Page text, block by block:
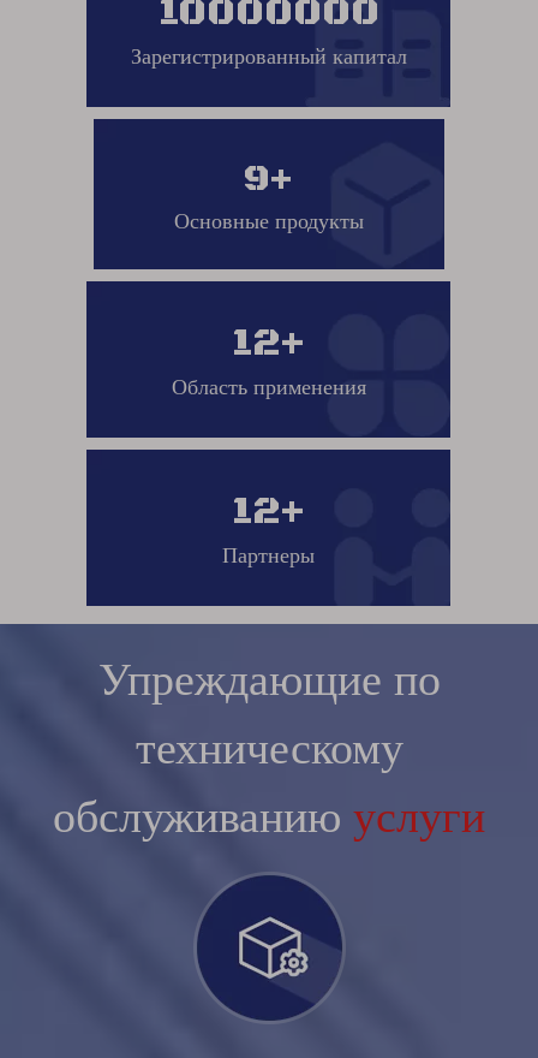
10000000
Зарегистрированный капитал
9+
Основные продукты
12+
Область применения
12+
Партнеры
Упреждающие по
техническому
обслуживанию услуги